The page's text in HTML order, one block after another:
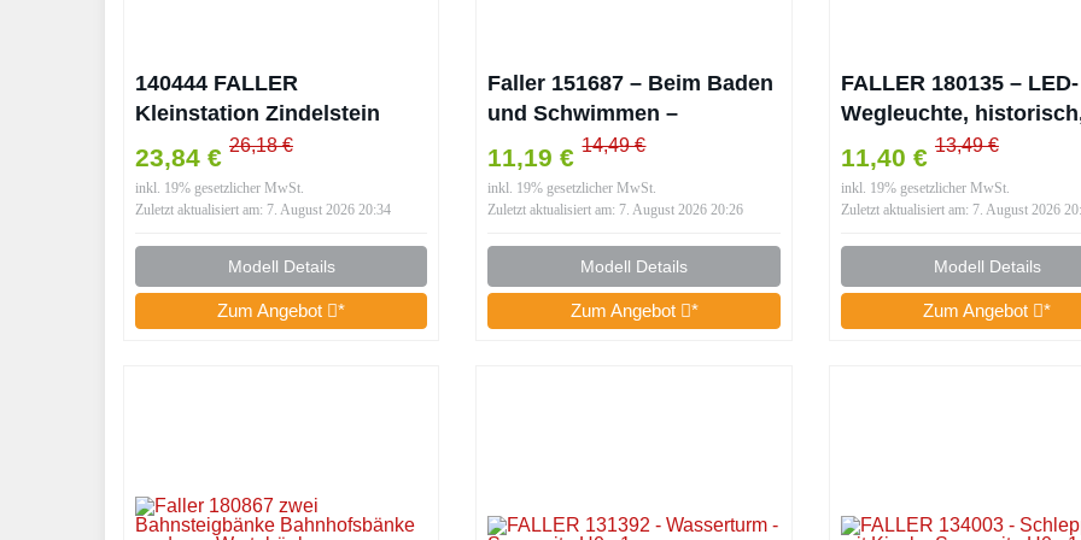
140444 FALLER
Kleinstation Zindelstein
Modellbausatz mit 86
Einzelteilen 202 x 102 x 75
mm I Modelleisenbahn
23,84 € 26,18 €
inkl. 19% gesetzlicher MwSt.
Zuletzt aktualisiert am: 7. August 2026 20:34
Modell Details
Zum Angebot *
Faller 151687 – Beim Baden
und Schwimmen –
Spurweite H0
11,19 € 14,49 €
inkl. 19% gesetzlicher MwSt.
Zuletzt aktualisiert am: 7. August 2026 20:26
Modell Details
Zum Angebot *
FALLER 180135 – LED-
Wegleuchte,
warmweiß, 3 Stück –
H0 – Lampen &
Beleuchtung für
Maßstab: 1:87
11,40 € 13,49 €
inkl. 19% gesetzlicher MwSt.
Zuletzt aktualisiert am: 7. August 2026
Modell Details
Zum Angebot *